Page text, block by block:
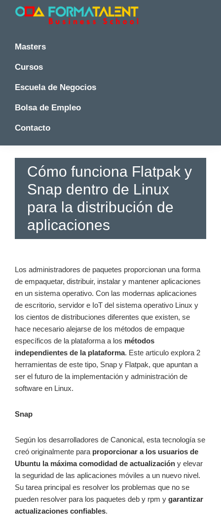
Saltar
Saltar
Saltar
principal
y
Master
en
Madrid
Formatalent
y
en
-
Formatalent
Masters
Cursos
Escuela de Negocios
Bolsa de Empleo
Contacto
Cómo funciona Flatpak y
Snap dentro de Linux
para la distribución de
aplicaciones
Los administradores de paquetes proporcionan una forma
de empaquetar, distribuir, instalar y mantener aplicaciones
en un sistema operativo. Con las modernas aplicaciones
de escritorio, servidor e IoT del sistema operativo Linux y
los cientos de distribuciones diferentes que existen, se
hace necesario alejarse de los métodos de empaque
específicos de la plataforma a los métodos
independientes de la plataforma. Este articulo explora 2
herramientas de este tipo, Snap y Flatpak, que apuntan a
ser el futuro de la implementación y administración de
software en Linux.
Snap
Según los desarrolladores de Canonical, esta tecnología se
creó originalmente para proporcionar a los usuarios de
Ubuntu la máxima comodidad de actualización y elevar
la seguridad de las aplicaciones móviles a un nuevo nivel.
Su tarea principal es resolver los problemas que no se
pueden resolver para los paquetes deb y rpm y garantizar
actualizaciones confiables.